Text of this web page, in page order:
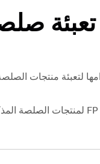
لتعبئة منتجات